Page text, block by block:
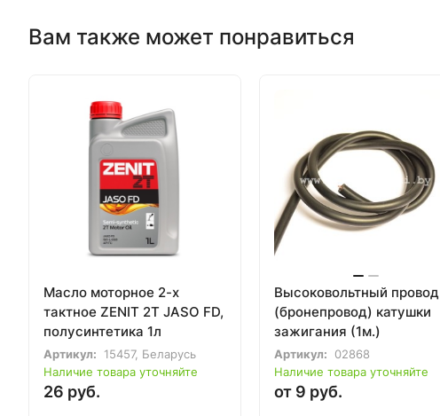
Вам также может понравиться
Масло моторное 2-х
тактное ZENIT 2T JASO FD,
полусинтетика 1л
Артикул:
15457, Беларусь
Наличие товара уточняйте
26 руб.
Высоковольтный провод
(бронепровод) катушки
зажигания (1м.)
Артикул:
02868
Наличие товара уточняйте
от 9 руб.